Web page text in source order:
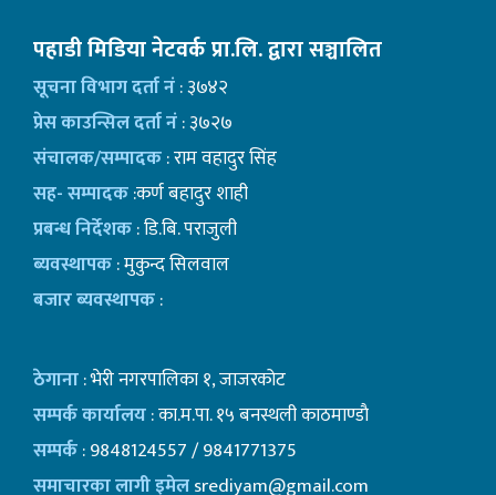
पहाडी मिडिया नेटवर्क प्रा.लि. द्वारा सञ्चालित
सूचना विभाग दर्ता नं: ३७४२
प्रेस काउन्सिल दर्ता नं: ३७२७
संचालक/सम्पादक: राम वहादुर सिंह
सह- सम्पादक:कर्ण बहादुर शाही
प्रबन्ध निर्देशक: डि.बि. पराजुली
ब्यवस्थापक: मुकुन्द सिलवाल
बजार ब्यवस्थापक:
ठेगाना: भेरी नगरपालिका १, जाजरकोट
सम्पर्क कार्यालय: का.म.पा. १५ बनस्थली काठमाण्डाै
सम्पर्क: 9848124557 / 9841771375
समाचारका लागी इमेलsrediyam@gmail.com